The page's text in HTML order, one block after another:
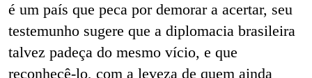
é um país que peca por demorar a acertar, seu
testemunho sugere que a diplomacia brasileira
talvez padeça do mesmo vício, e que
reconhecê-lo, com a leveza de quem ainda